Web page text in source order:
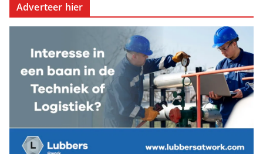
Adverteer hier